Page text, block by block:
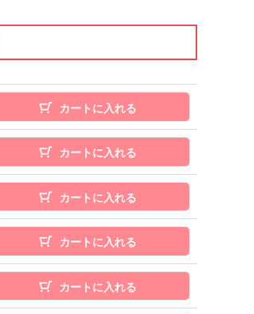
カートに入れる
カートに入れる
カートに入れる
カートに入れる
カートに入れる